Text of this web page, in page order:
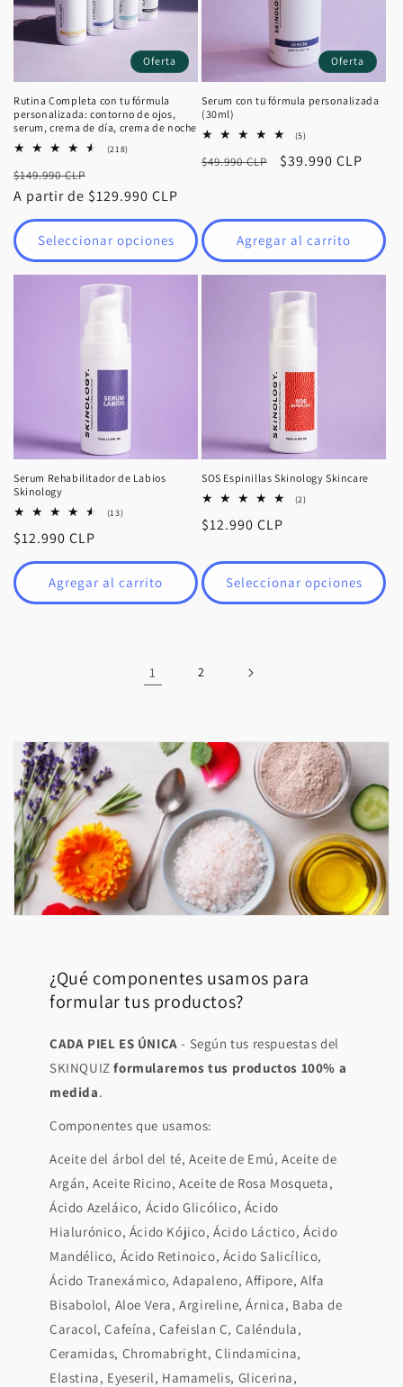
Oferta
Rutina Completa con tu fórmula
personalizada: contorno de ojos,
serum, crema de día, crema de noche
(218)
Precio
habitual
$149.990 CLP
de
oferta
A partir de $129.990 CLP
Seleccionar opciones
Oferta
Serum con tu fórmula personalizada
(30ml)
(5)5
totales
Precio
$49.990 CLP
Precio
$39.990 CLP
Agregar al carrito
Serum Rehabilitador de Labios
Skinology
(13)13
Precio
habitual
$12.990 CLP
Agregar al carrito
SOS Espinillas Skinology Skincare
(2)2
Precio
$12.990 CLP
Seleccionar opciones
1 2
¿Qué componentes usamos para
formular tus productos?
CADA PIEL ES ÚNICA - Según tus respuestas del
SKINQUIZformularemos tus productos 100% a
medida.
Componentes que usamos:
Aceite del árbol del té, Aceite de Emú, Aceite de
Argán, Aceite Ricino, Aceite de Rosa Mosqueta,
Ácido Azeláico, Ácido Glicólico, Ácido
Hialurónico, Ácido Kójico, Ácido Láctico, Ácido
Mandélico, Ácido Retinoico, Ácido Salicílico,
Ácido Tranexámico, Adapaleno, Affipore, Alfa
Bisabolol, Aloe Vera, Argireline, Árnica, Baba de
Caracol, Cafeína, Cafeislan C, Caléndula,
Ceramidas, Chromabright, Clindamicina,
Elastina, Eyeseril, Hamamelis, Glicerina,